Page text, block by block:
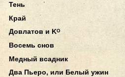
Тень
Край
Довлатов и Kᴼ
Восемь снов
Медный всадник
Два Пьеро, или Белый ужин